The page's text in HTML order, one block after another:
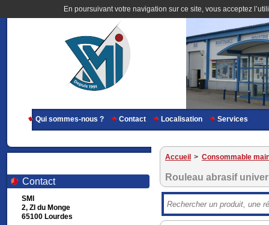
En poursuivant votre navigation sur ce site, vous acceptez
Qui sommes-nous ? Contact Localisation Services
Contact
SMI
2, ZI du Monge
65100 Lourdes
Accueil > Consommable
Rouleau abrasif